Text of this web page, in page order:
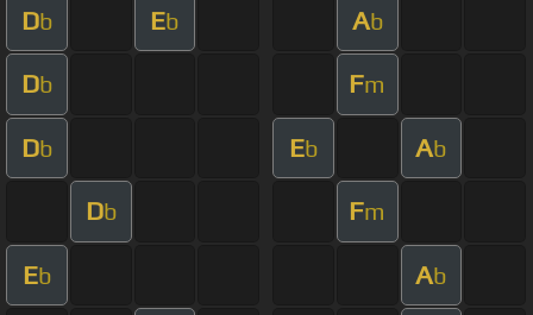
Db Eb Ab
Db Fm
Db Eb Ab
Db Fm
Eb Ab